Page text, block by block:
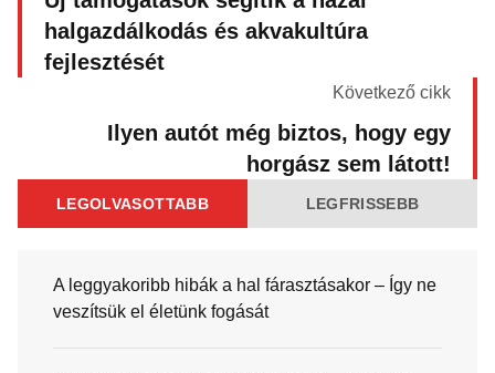
halgazdálkodás és akvakultúra
fejlesztését
Következő cikk
Ilyen autót még biztos, hogy egy
horgász sem látott!
LEGOLVASOTTABB LEGFRISSEBB
A leggyakoribb hibák a hal fárasztásakor – Így ne
veszítsük el életünk fogását